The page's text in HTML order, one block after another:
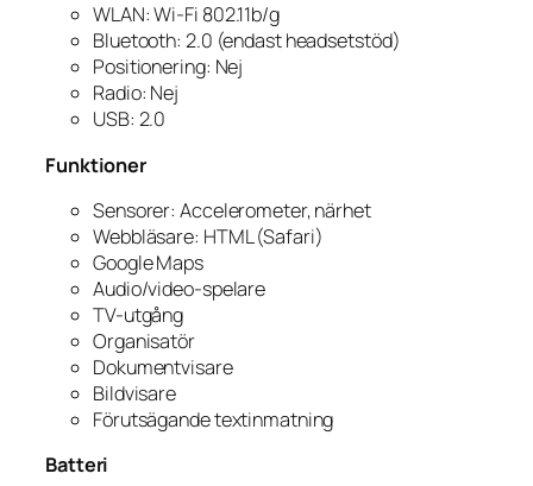
WLAN: Wi-Fi 802.11b/g
Bluetooth: 2.0 (endast headsetstöd)
Positionering: Nej
Radio: Nej
USB: 2.0
Funktioner
Sensorer: Accelerometer, närhet
Webbläsare: HTML (Safari)
Google Maps
Audio/video-spelare
TV-utgång
Organisatör
Dokumentvisare
Bildvisare
Förutsägande textinmatning
Batteri